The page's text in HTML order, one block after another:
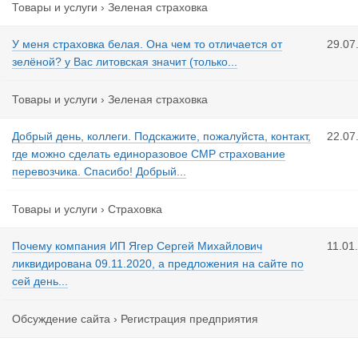
Товары и услуги › Зеленая страховка
У меня страховка белая. Она чем то отличается от
зелёной? у Вас литовская значит (только...
Товары и услуги › Зеленая страховка
Добрый день, коллеги. Подскажите, пожалуйста, контакт,
где можно сделать единоразовое СМР страхование
перевозчика. Спасибо! Добрый...
Товары и услуги › Страховка
Почему компания ИП Ягер Сергей Михайлович
ликвидирована 09.11.2020, а предложения на сайте по
сей день...
Обсуждение сайта › Регистрация предприятия